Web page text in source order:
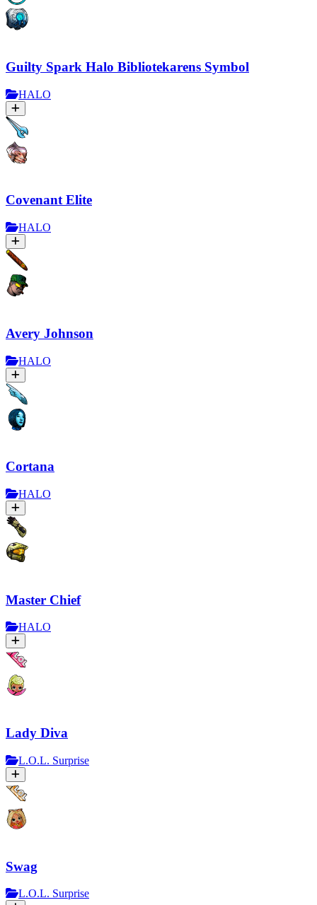
Guilty Spark Halo Bibliotekarens Symbol
HALO
Covenant Elite
HALO
Avery Johnson
HALO
Cortana
HALO
Master Chief
HALO
Lady Diva
L.O.L. Surprise
Swag
L.O.L. Surprise